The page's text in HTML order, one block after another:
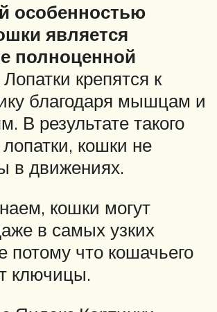
особенностью
является
полноценной
Лопатки крепятся к
благодаря мышцам и
В результате такого
кошки не
в движениях.
кошки могут
в самых узких
потому что кошачьего
ключицы.